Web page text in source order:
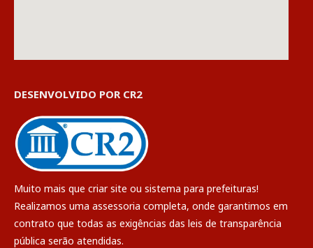
DESENVOLVIDO POR CR2
Muito mais que criar site ou sistema para prefeituras!
Realizamos uma assessoria completa, onde garantimos em
contrato que todas as exigências das leis de transparência
pública serão atendidas.